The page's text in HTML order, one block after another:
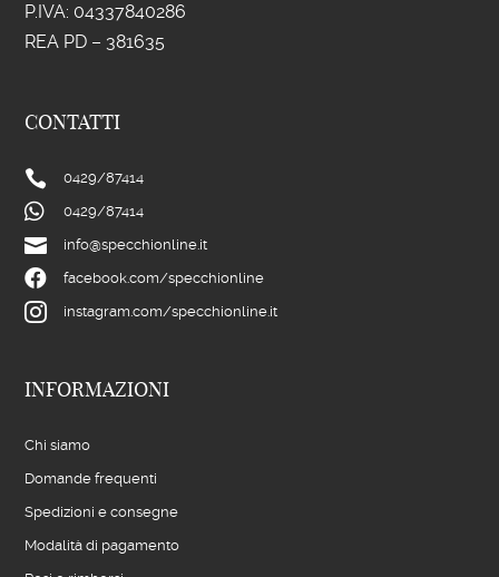
P.IVA: 04337840286
REA PD – 381635
CONTATTI
 0429/87414
 0429/87414
 info@specchionline.it
 facebook.com/specchionline
 instagram.com/specchionline.it
INFORMAZIONI
Chi siamo
Domande frequenti
Spedizioni e consegne
Modalità di pagamento